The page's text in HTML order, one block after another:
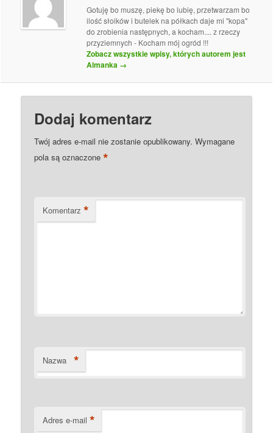
Gotuję bo muszę, piekę bo lubię, przetwarzam bo
ilość słoików i butelek na półkach daje mi "kopa"
do zrobienia następnych, a kocham.... z rzeczy
przyziemnych - Kocham mój ogród !!!
Zobacz wszystkie wpisy, których autorem jest
Almanka →
Dodaj komentarz
Twój adres e-mail nie zostanie opublikowany. Wymagane
pola są oznaczone*
Komentarz *
Nazwa *
Adres e-mail *